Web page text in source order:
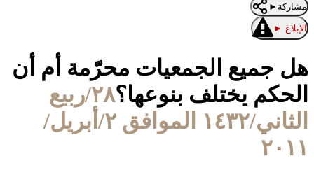
مشاركة ►
الإبلاغ ►
هل جميع الجمعيات محرّمة أم أن
الحكم يختلف بنوعها؟
٢٨/ربيع
الثاني/١٤٣٢ الموافق ٢/أبريل/
٢٠١١